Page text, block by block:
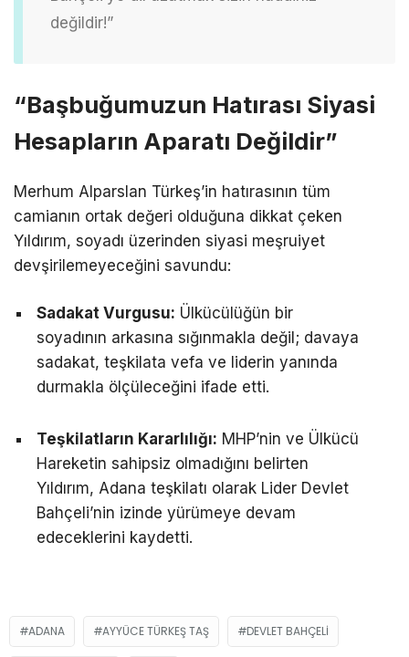
değildir!”
“Başbuğumuzun Hatırası Siyasi
Hesapların Aparatı Değildir”
Merhum Alparslan Türkeş’in hatırasının tüm
camianın ortak değeri olduğuna dikkat çeken
Yıldırım, soyadı üzerinden siyasi meşruiyet
devşirilemeyeceğini savundu:
Sadakat Vurgusu: Ülkücülüğün bir
soyadının arkasına sığınmakla değil; davaya
sadakat, teşkilata vefa ve liderin yanında
durmakla ölçüleceğini ifade etti.
Teşkilatların Kararlılığı: MHP’nin ve Ülkücü
Hareketin sahipsiz olmadığını belirten
Yıldırım, Adana teşkilatı olarak Lider Devlet
Bahçeli’nin izinde yürümeye devam
edeceklerini kaydetti.
ADANA AYYÜCE TÜRKEŞ TAŞ DEVLET BAHÇELI